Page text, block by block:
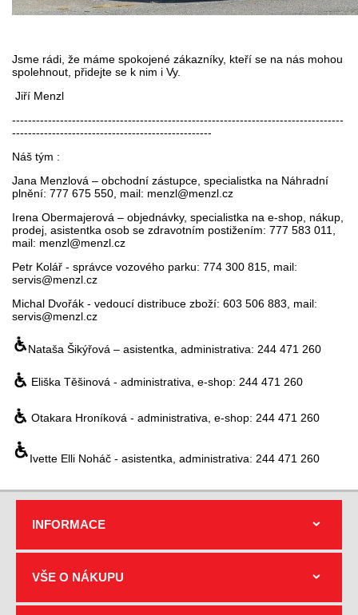
Jsme rádi, že máme spokojené zákazníky, kteří se na nás mohou
spolehnout, přidejte se k nim i Vy.
Jiří Menzl
-----------------------------------------------------------------------------------
--------------------------------------------------
Náš tým :
Jana Menzlová – obchodní zástupce, specialistka na Náhradní
plnění: 777 675 550, mail: menzl@menzl.cz
Irena Obermajerová – objednávky, specialistka na e-shop, nákup,
prodej, asistentka osob se zdravotním postižením: 777 583 011,
mail: menzl@menzl.cz
Petr Kolář - správce vozového parku: 774 300 815, mail:
servis@menzl.cz
Michal Dvořák - vedoucí distribuce zboží: 603 506 883, mail:
servis@menzl.cz
Nataša Šikýřová – asistentka, administrativa: 244 471 260
Eliška Těšinová - administrativa, e-shop: 244 471 260
Otakara Hroníková - administrativa, e-shop: 244 471 260
Ivette Elli Noháč - asistentka, administrativa: 244 471 260
INFORMACE
VŠE O NÁKUPU